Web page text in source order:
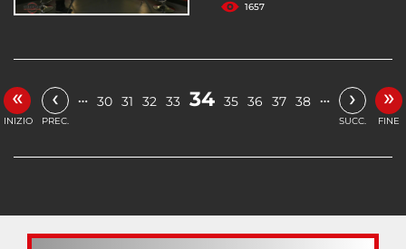
1657
«
INIZIO
‹
PREC.
… 30 31 32 33 34 35 36 37 38 … ›
SUCC.
»
FINE